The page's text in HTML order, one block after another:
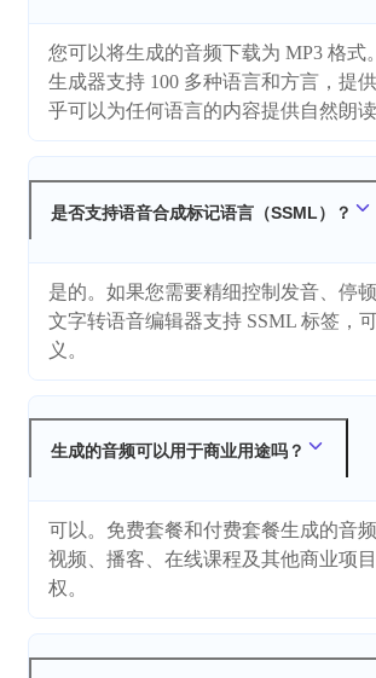
您可以将生成的音频下载为 MP3 格式
生成器支持 100 多种语言和方言，提
乎可以为任何语言的内容提供自然朗读
是否支持语音合成标记语言（SSML）？
是的。如果您需要精细控制发音、停
文字转语音编辑器支持 SSML 标签，
义。
生成的音频可以用于商业用途吗？
可以。免费套餐和付费套餐生成的音
视频、播客、在线课程及其他商业项
权。